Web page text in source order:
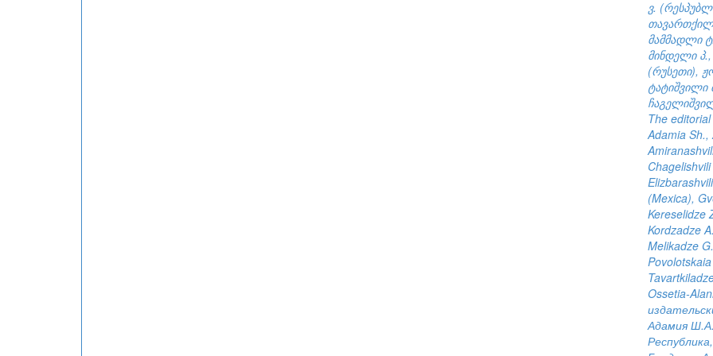
ვ.
მამმადლი
მინდელი
(რუსეთი),
ტატიშვილი
The
Adamia
(Mexica),
Kereselidze
Kordzadze
Melikadze
Ossetia-
Адамия